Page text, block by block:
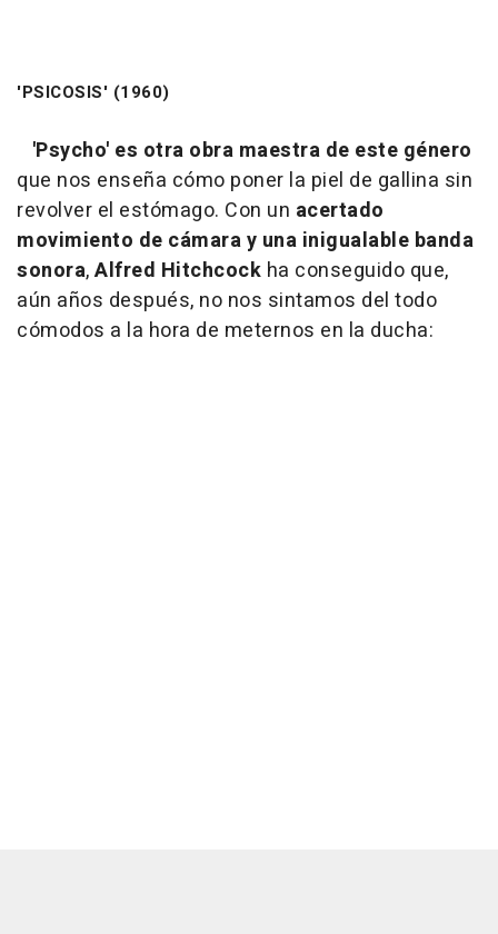
'PSICOSIS' (1960)
'Psycho' es otra obra maestra de este género
que nos enseña cómo poner la piel de gallina sin
revolver el estómago. Con un acertado
movimiento de cámara y una inigualable banda
sonora,Alfred Hitchcock ha conseguido que,
aún años después, no nos sintamos del todo
cómodos a la hora de meternos en la ducha: